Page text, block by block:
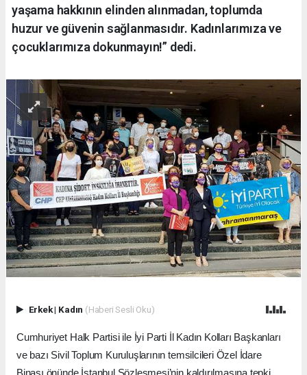
yaşama hakkının elinden alınmadan, toplumda
huzur ve güvenin sağlanmasıdır. Kadınlarımıza ve
çocuklarımıza dokunmayın!” dedi.
Erkek| Kadın (Haberi Sesli Oku)
Cumhuriyet Halk Partisi ile İyi Parti İl Kadın Kolları Başkanları
ve bazı Sivil Toplum Kuruluşlarının temsilcileri Özel İdare
Binası önünde İstanbul Sözleşmesi’nin kaldırılmasına tepki